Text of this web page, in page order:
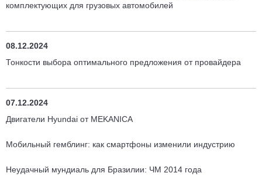
комплектующих для грузовых автомобилей
08.12.2024
Тонкости выбора оптимального предложения от провайдера
07.12.2024
Двигатели Hyundai от MEKANICA
Мобильный гемблинг: как смартфоны изменили индустрию
Неудачный мундиаль для Бразилии: ЧМ 2014 года